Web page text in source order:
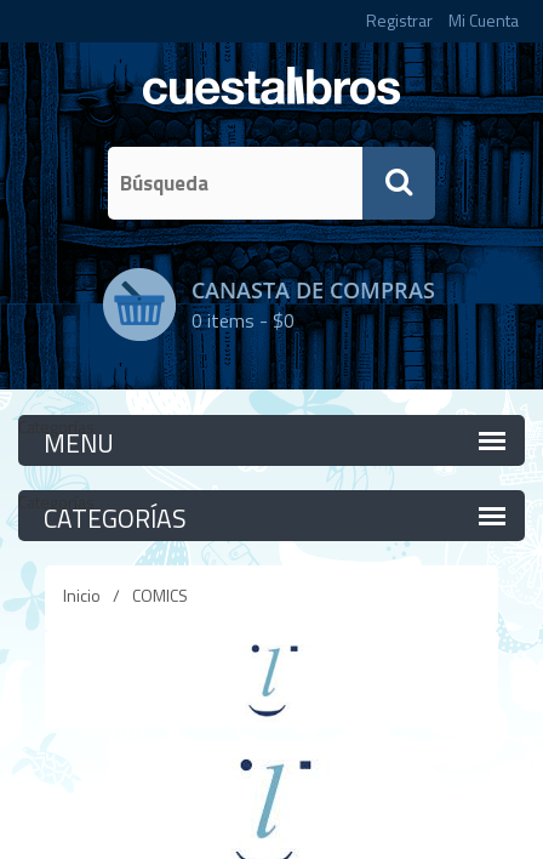
Registrar Mi Cuenta
CANASTA DE COMPRAS
0items -$0
Categorías
Categorías
Inicio / COMICS